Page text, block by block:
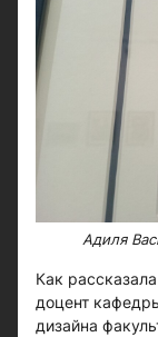
Адиля
Как
доцент
дизайна